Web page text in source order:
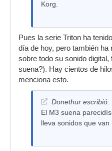
Korg.
Pues la serie Triton ha
día de hoy, pero también
sobre todo su sonido
suena?). Hay cientos de
menciona esto.
Donethur escribió:
El M3 suena
lleva sonidos que van